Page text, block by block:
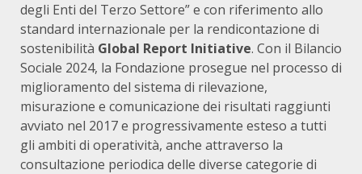
degli Enti del Terzo Settore” e con riferimento allo
standard internazionale per la rendicontazione di
sostenibilità Global Report Initiative. Con il Bilancio
Sociale 2024, la Fondazione prosegue nel processo di
miglioramento del sistema di rilevazione,
misurazione e comunicazione dei risultati raggiunti
avviato nel 2017 e progressivamente esteso a tutti
gli ambiti di operatività, anche attraverso la
consultazione periodica delle diverse categorie di